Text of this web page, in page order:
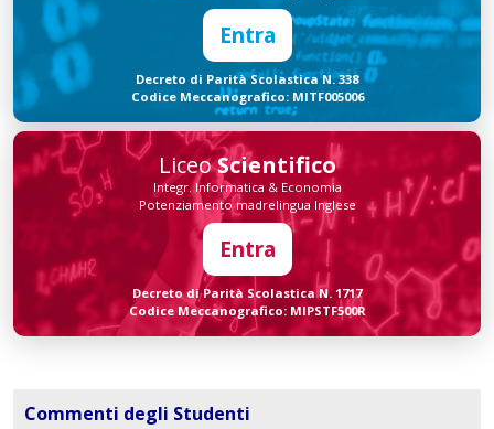
Entra
Decreto di Parità Scolastica N. 338
Codice Meccanografico: MITF005006
LiceoScientifico
Integr. Informatica & Economia
Potenziamento madrelingua Inglese
Entra
Decreto di Parità Scolastica N. 1717
Codice Meccanografico: MIPSTF500R
Commenti degli Studenti